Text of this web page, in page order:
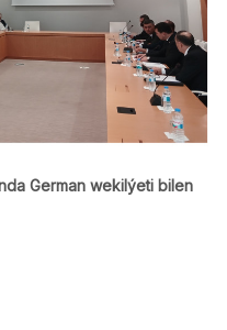
German wekilýeti bilen